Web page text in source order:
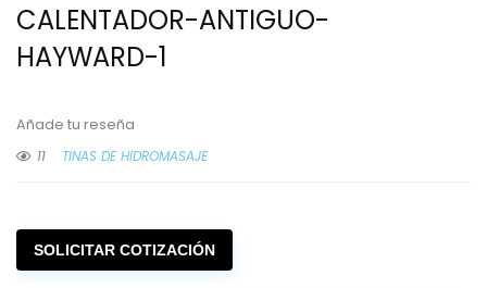
CALENTADOR-ANTIGUO-
HAYWARD-1
Añade tu reseña
11
TINAS DE HIDROMASAJE
SOLICITAR COTIZACIÓN